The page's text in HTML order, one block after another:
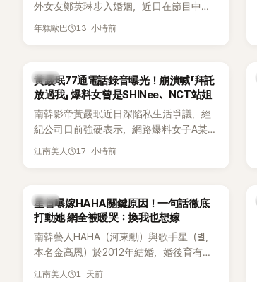
外女友鄭英琳步入婚姻，近日在節目中分
享與妻子的戀愛故事，笑稱兩人原本想享
前一直堅守「婚前守貞」的原因之一。
年糕歐巴 13 小時前
韓星
黃晸珉77通電話錄音曝光！崩潰喊「拜託
放過我」 爆料女曾是SHINee、NCT站姐
南韓影帝黃晸珉近日深陷私生活爭議，經
紀公司日前強硬表示，網路爆料女子A某涉
嫌長期跟蹤黃晸珉，已正式採取法律行
的單方面騷擾。如今，韓媒《Dispatch》再
曝光雙方77通電話的錄音內容，而A也首
度承認自己過去曾是SHINee、NCT等偶像
團體的「站姐」，事件持續延燒。
江南美人 17 小時前
韓星
星首曝嫁HAHA關鍵原因！一句話徹底
打動她 網全被暖哭：換我也想嫁
南韓藝人HAHA（河東勳）與歌手星（별，
本名金高恩）於2012年結婚，婚後育有兩
子一女，一家五口生活幸福美滿，也是韓
江南美人 1 天前